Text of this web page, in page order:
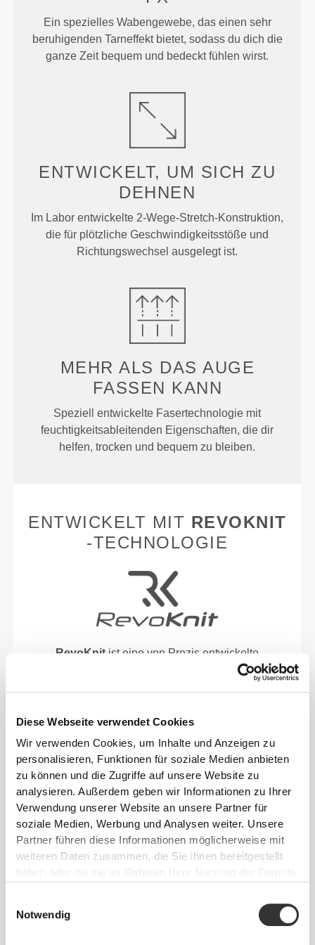
Diese Webseite verwendet Cookies
Wir verwenden Cookies, um Inhalte und Anzeigen zu
personalisieren, Funktionen für soziale Medien anbieten
zu können und die Zugriffe auf unsere Website zu
analysieren. Außerdem geben wir Informationen zu Ihrer
Verwendung unserer Website an unsere Partner für
soziale Medien, Werbung und Analysen weiter. Unsere
Partner führen diese Informationen möglicherweise mit
weiteren Daten zusammen, die Sie ihnen bereitgestellt
haben oder die sie im Rahmen Ihrer Nutzung der Dienste
Notwendig
Ein spezielles Wabengewebe, das einen sehr
beruhigenden Tarneffekt bietet, sodass du dich die
ganze Zeit bequem und bedeckt fühlen wirst.
ENTWICKELT, UM SICH ZU
DEHNEN
Im Labor entwickelte 2-Wege-Stretch-Konstruktion,
die für plötzliche Geschwindigkeitsstöße und
Richtungswechsel ausgelegt ist.
MEHR ALS DAS AUGE
FASSEN KANN
Speziell entwickelte Fasertechnologie mit
feuchtigkeitsableitenden Eigenschaften, die dir
helfen, trocken und bequem zu bleiben.
ENTWICKELT MIT REVOKNIT
-TECHNOLOGIE
RevoKnit ist eine von Prozis entwickelte
fortschrittliche Stricktechnologie, die
RevoKnitleistet mehr, fühlt sich besser an und ist
schonender für die Umwelt.
FASERTECHNOLOGIE